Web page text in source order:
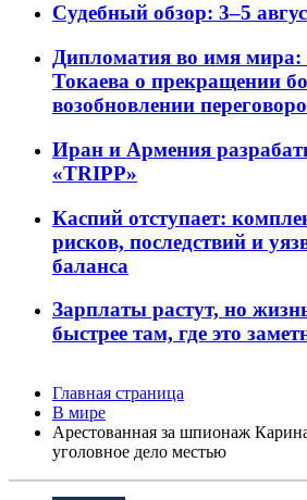
Судебный обзор: 3–5
Дипломатия во имя мира:
Токаева о прекращении
возобновлении
Иран и Армения
«TRIPP»
Каспий отступает:
рисков, последствий и
баланса
Зарплаты растут, но
быстрее там, где это
Главная страница
В мире
Арестованная за шпионаж
уголовное дело местью